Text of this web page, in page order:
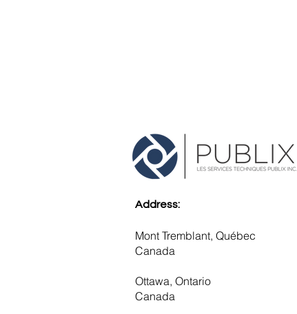
Address:
Mont Tremblant, Québec
Canada
Ottawa, Ontario
Canada ​